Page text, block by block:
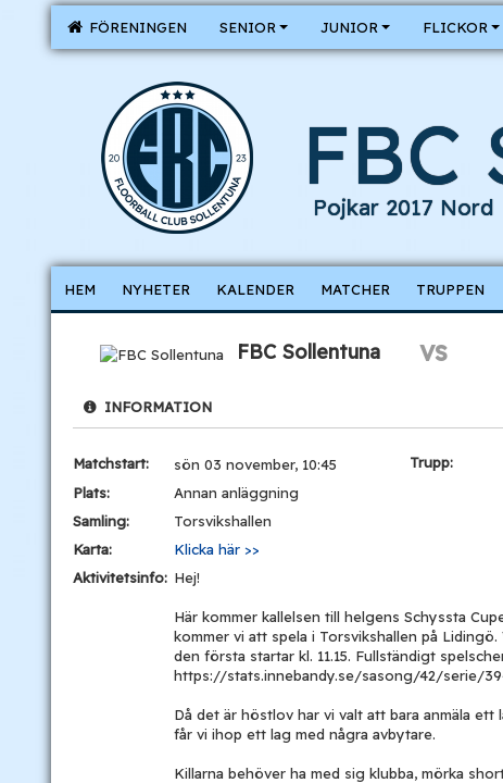
FÖRENINGEN SENIOR JUNIOR FLICKOR
FBC
Pojkar 2017 Nord
HEM NYHETER KALENDER MATCHER TRUPPEN
FBC Sollentuna vs
INFORMATION
Matchstart:
sön 03 november, 10:45
Plats:
Annan anläggning
Samling:
Torsvikshallen
Karta:
Klicka här >>
Aktivitetsinfo: Hej!
Här kommer kallelsen till helgens Schyssta
kommer vi att spela i Torsvikshallen på
den första startar kl. 11.15. Fullständigt
https://stats.innebandy.se/sasong/42/serie/
Då det är höstlov har vi valt att bara anmäla ett
får vi ihop ett lag med några avbytare.
Killarna behöver ha med sig klubba, mörka
Trupp: